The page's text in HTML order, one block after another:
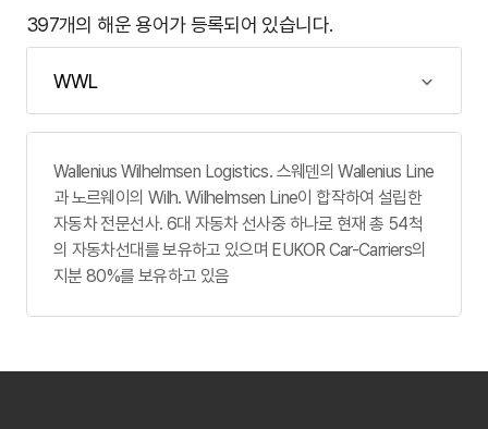
397개의 해운 용어가 등록되어 있습니다.
Wallenius Wilhelmsen Logistics. 스웨덴의 Wallenius Line
과 노르웨이의 Wilh. Wilhelmsen Line이 합작하여 설립한
자동차 전문선사. 6대 자동차 선사중 하나로 현재 총 54척
의 자동차선대를 보유하고 있으며 EUKOR Car-Carriers의
지분 80%를 보유하고 있음